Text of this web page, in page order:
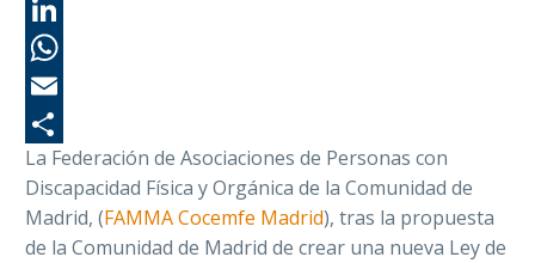
La Federación de Asociaciones de Personas con
Discapacidad Física y Orgánica de la Comunidad de
Madrid, (FAMMA Cocemfe Madrid), tras la propuesta
de la Comunidad de Madrid de crear una nueva Ley de